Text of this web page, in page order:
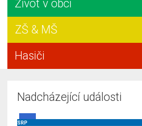
Život v obci
ZŠ & MŠ
Hasiči
Nadcházející události
SRP